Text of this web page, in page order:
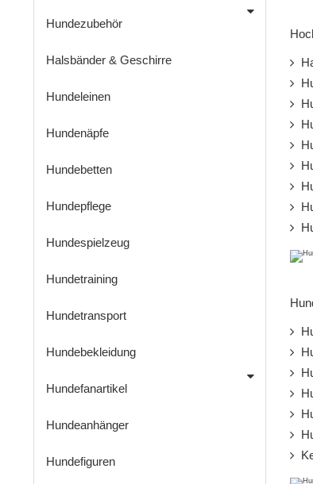
Hundezubehör
Halsbänder & Geschirre
Hundeleinen
Hundenäpfe
Hundebetten
Hundepflege
Hundespielzeug
Hundetraining
Hundetransport
Hundebekleidung
Hundefanartikel
Hundeanhänger
Hundefiguren